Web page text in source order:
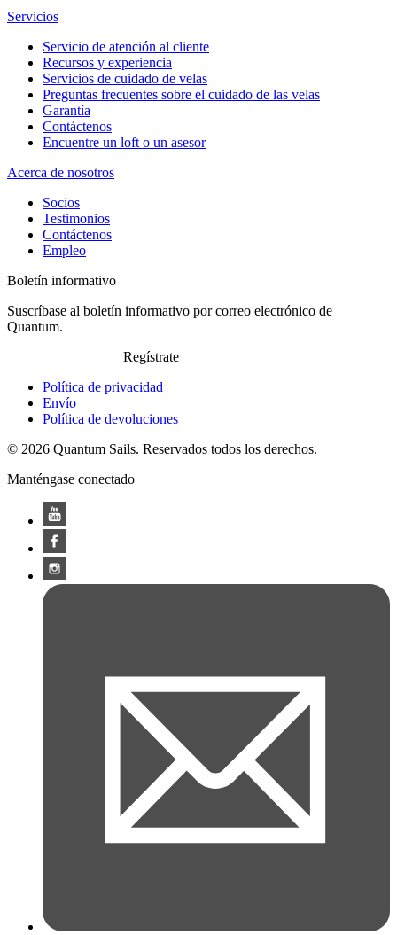
Servicios
Servicio de atención al cliente
Recursos y experiencia
Servicios de cuidado de velas
Preguntas frecuentes sobre el cuidado de las velas
Garantía
Contáctenos
Encuentre un loft o un asesor
Acerca de nosotros
Socios
Testimonios
Contáctenos
Empleo
Boletín informativo
Suscríbase al boletín informativo por correo electrónico de
Quantum.
Regístrate
Política de privacidad
Envío
Política de devoluciones
© 2026 Quantum Sails. Reservados todos los derechos.
Manténgase conectado